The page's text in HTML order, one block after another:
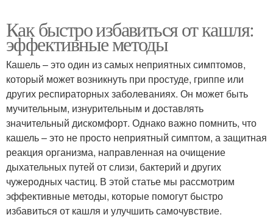
Как быстро избавиться от кашля:
эффективные методы
Кашель – это один из самых неприятных симптомов,
который может возникнуть при простуде, гриппе или
других респираторных заболеваниях. Он может быть
мучительным, изнурительным и доставлять
значительный дискомфорт. Однако важно помнить, что
кашель – это не просто неприятный симптом, а защитная
реакция организма, направленная на очищение
дыхательных путей от слизи, бактерий и других
чужеродных частиц. В этой статье мы рассмотрим
эффективные методы, которые помогут быстро
избавиться от кашля и улучшить самочувствие.